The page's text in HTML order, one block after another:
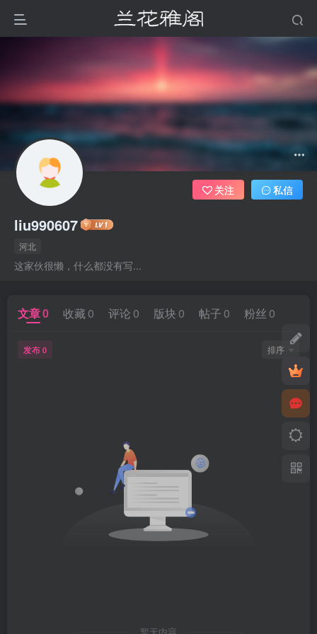
liu990607
河北
这家伙很懒，什么都没有写...
关注 私信
文章0 收藏 0 评论 0 版块 0 帖子 0 粉丝 0
发布 0 排序